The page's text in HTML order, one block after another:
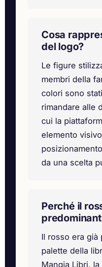
Cosa
del logo?
Le figure
membri della
colori sono
rimandare alle
cui la
elemento
da una scelta
Perché il
Il rosso era già
palette della
Mangia Libri,